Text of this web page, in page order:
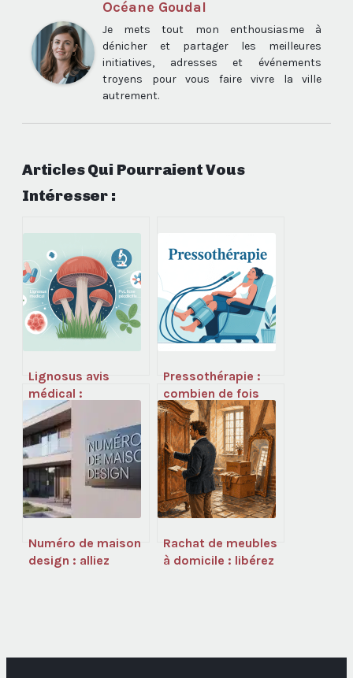
Océane Goudal
Je mets tout mon enthousiasme à
dénicher et partager les meilleures
initiatives, adresses et événements
troyens pour vous faire vivre la ville
autrement.
Articles Qui Pourraient Vous
Intéresser :
Lignosus avis
médical :
efficacité, risques
et alternatives
passées au crible
Pressothérapie :
combien de fois
par semaine pour
des résultats
visibles ?
Numéro de maison
design : alliez
Rachat de meubles
à domicile : libérez